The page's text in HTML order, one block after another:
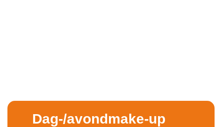
Dag-/avondmake-up